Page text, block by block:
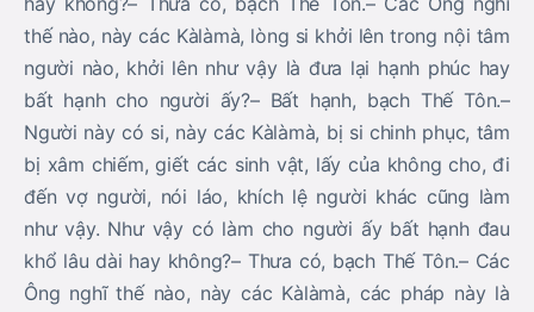
thế nào, này các Kàlàmà, lòng si khởi lên trong nội tâm
người nào, khởi lên như vậy là đưa lại hạnh phúc hay
bất hạnh cho người ấy?– Bất hạnh, bạch Thế Tôn.–
Người này có si, này các Kàlàmà, bị si chinh phục, tâm
bị xâm chiếm, giết các sinh vật, lấy của không cho, đi
đến vợ người, nói láo, khích lệ người khác cũng làm
như vậy. Như vậy có làm cho người ấy bất hạnh đau
khổ lâu dài hay không?– Thưa có, bạch Thế Tôn.– Các
Ông nghĩ thế nào, này các Kàlàmà, các pháp này là